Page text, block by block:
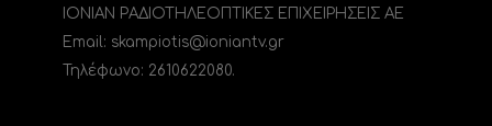
ΙΟΝΙΑΝ ΡΑΔΙΟΤΗΛΕΟΠΤΙΚΕΣ ΕΠΙΧΕΙΡΗΣΕΙΣ ΑΕ
Email: skampiotis@ioniantv.gr
Τηλέφωνο: 2610622080.